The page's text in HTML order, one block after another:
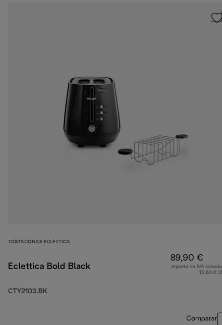
TOSTADORAS ECLETTICA
Eclettica Bold Black
CTY2103.BK
89,90 €
Importe de IVA
15,60 €
Comparar